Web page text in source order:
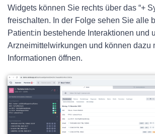
Widgets können Sie rechts über das “+
freischalten. In der Folge sehen Sie alle
Patient:in bestehende Interaktionen und
Arzneimittelwirkungen und können dazu
Informationen öffnen.